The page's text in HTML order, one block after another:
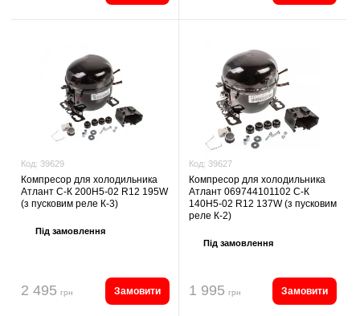
Код: 39629
Компресор для холодильника
Атлант С-К 200Н5-02 R12 195W
(з пусковим реле К-3)
Під замовлення
2 495 грн Замовити
Код: 39627
Компресор для холодильника
Атлант 069744101102 С-К
140Н5-02 R12 137W (з пусковим
реле К-2)
Під замовлення
1 995 грн Замовити